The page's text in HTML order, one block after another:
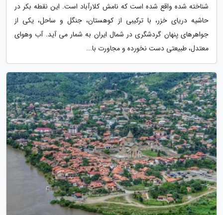
شناخته شده واقع شده است که نامش کلارآباد است. این نقطه بکر در
حاشیه دریای خزر، با ترکیبی از کوهستان، جنگل و ساحل، یکی از
جواهرهای پنهان گردشگری در شمال ایران به شمار می آید. آب وهوای
معتدل، طبیعتی دست نخورده و مجاورت با...